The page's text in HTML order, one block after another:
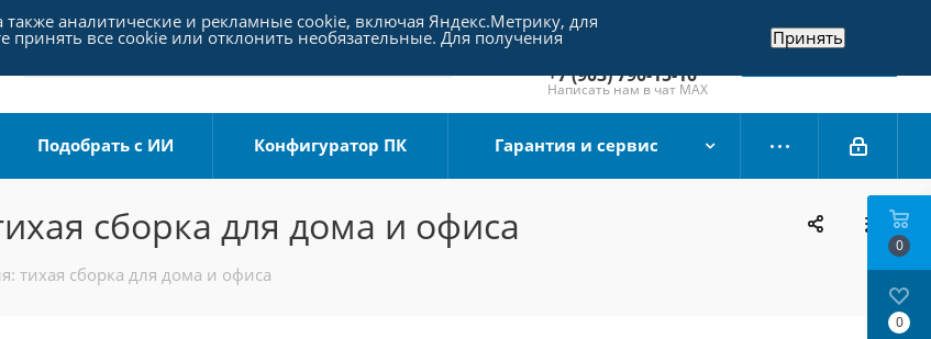
+7 (495) 790-15-10
Отдел продаж
+7 (903) 790-15-10
Написать нам в чат MAX
Заказать звонок
Подобрать с ИИ Конфигуратор ПК Гарантия и сервис
сборка для дома и офиса
тихая сборка для дома и офиса
0
0
аналитические и рекламные cookie, включая Яндекс.Метрику, для
все cookie или отклонить необязательные. Для получения Принять